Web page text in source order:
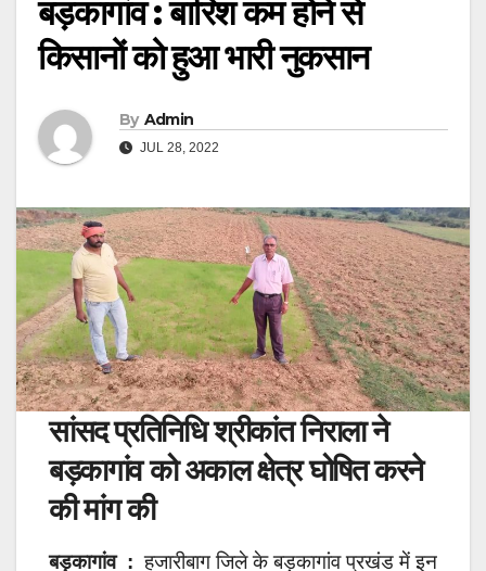
बड़कागांव : बारिश कम होने से
किसानों को हुआ भारी नुकसान
By Admin
JUL 28, 2022
सांसद प्रतिनिधि श्रीकांत निराला ने
बड़कागांव को अकाल क्षेत्र घोषित करने
की मांग की
बड़कागांव : हजारीबाग जिले के बड़कागांव प्रखंड में इन